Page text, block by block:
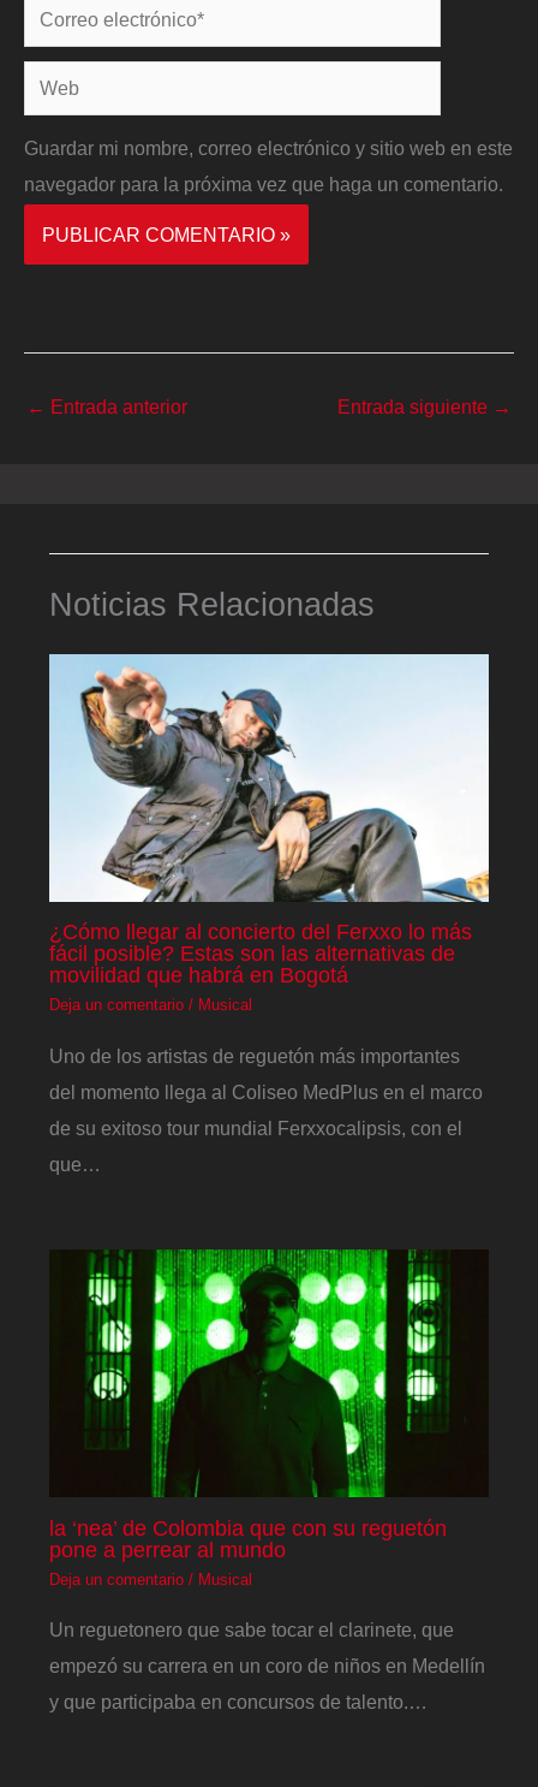
Correo
electrónico*
Web
Guardar mi nombre, correo electrónico y sitio web en este
navegador para la próxima vez que haga un comentario.
← Entrada anterior Entrada siguiente →
Noticias Relacionadas
¿Cómo llegar al concierto del Ferxxo lo más
fácil posible? Estas son las alternativas de
movilidad que habrá en Bogotá
Deja un comentario / Musical
Uno de los artistas de reguetón más importantes
del momento llega al Coliseo MedPlus en el marco
de su exitoso tour mundial Ferxxocalipsis, con el
que…
la ‘nea’ de Colombia que con su reguetón
pone a perrear al mundo
Deja un comentario / Musical
Un reguetonero que sabe tocar el clarinete, que
empezó su carrera en un coro de niños en Medellín
y que participaba en concursos de talento.…